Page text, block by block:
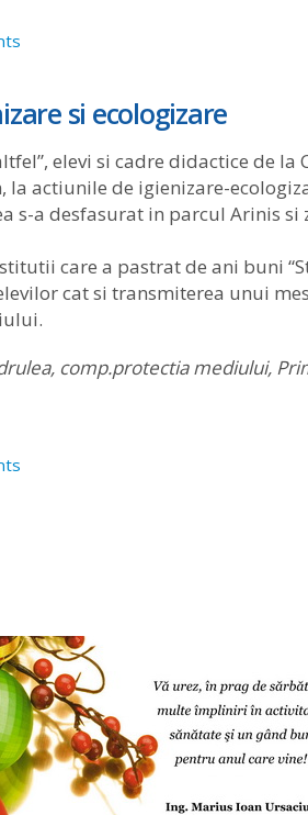
si ecologizare
elevi si cadre didactice de la
actiunile de igienizare-
s-a desfasurat in parcul Arinis si
care a pastrat de ani buni
cat si transmiterea unui
comp.protectia mediului,